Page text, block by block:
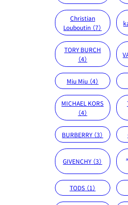
Christian
Louboutin （7）
TORY BURCH
（4）
Miu Miu （4）
MICHAEL KORS
（4）
BURBERRY （3）
GIVENCHY （3）
TODS （1）